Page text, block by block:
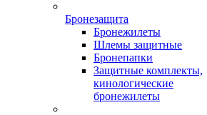
Бронезащита
Бронежилеты
Шлемы защитные
Бронепапки
Защитные комплекты,
кинологические
бронежилеты